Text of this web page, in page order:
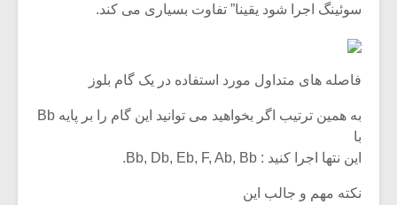
سوئینگ اجرا شود یقینا” تفاوت بسیاری می کند.
فاصله های متداول مورد استفاده در یک گام بلوز
به همین ترتیب اگر بخواهید می توانید این گام را بر پایه Bb
با
این نتها اجرا کنید : Bb, Db, Eb, F, Ab, Bb.
نکته مهم و جالب این